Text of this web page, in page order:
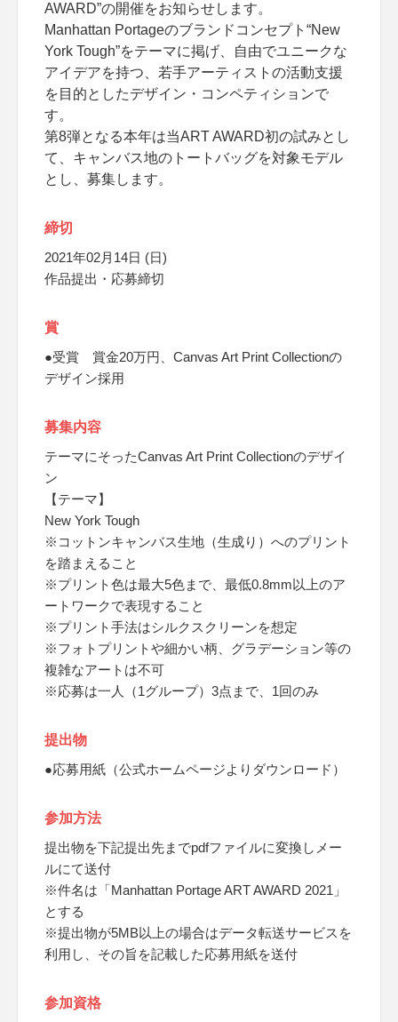
AWARD”の開催をお知らせします。
Manhattan Portageのブランドコンセプト“New
York Tough”をテーマに掲げ、自由でユニークな
アイデアを持つ、若手アーティストの活動支援
を目的としたデザイン・コンペティションで
す。
第8弾となる本年は当ART AWARD初の試みとし
て、キャンバス地のトートバッグを対象モデル
とし、募集します。
締切
2021年02月14日 (日)
作品提出・応募締切
賞
●受賞 賞金20万円、Canvas Art Print Collectionの
デザイン採用
募集内容
テーマにそったCanvas Art Print Collectionのデザイ
ン
【テーマ】
New York Tough
※コットンキャンバス生地（生成り）へのプリント
を踏まえること
※プリント色は最大5色まで、最低0.8mm以上のア
ートワークで表現すること
※プリント手法はシルクスクリーンを想定
※フォトプリントや細かい柄、グラデーション等の
複雑なアートは不可
※応募は一人（1グループ）3点まで、1回のみ
提出物
●応募用紙（公式ホームページよりダウンロード）
参加方法
提出物を下記提出先までpdfファイルに変換しメー
ルにて送付
※件名は「Manhattan Portage ART AWARD 2021」
とする
※提出物が5MB以上の場合はデータ転送サービスを
利用し、その旨を記載した応募用紙を送付
参加資格